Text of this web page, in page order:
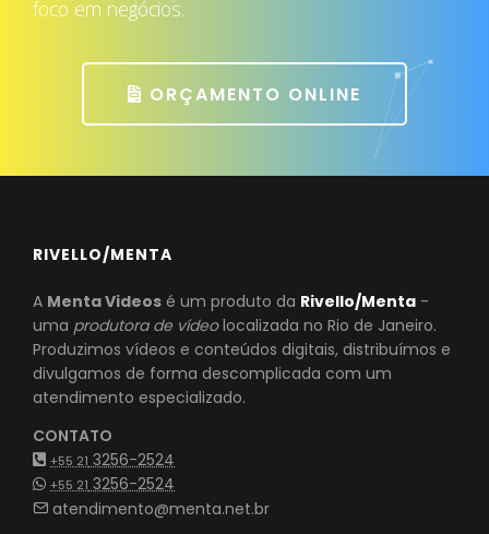
Produção de vídeos
ORÇAMENTO ONLINE
RIVELLO/MENTA
A Menta Videos é um produto da Rivello/Menta
uma
produtora de vídeo
localizada no Rio de Janeiro.
Produzimos vídeos e conteúdos digitais, distribuímos e
divulgamos de forma descomplicada com um
atendimento especializado.
CONTATO
3256-2524
3256-2524